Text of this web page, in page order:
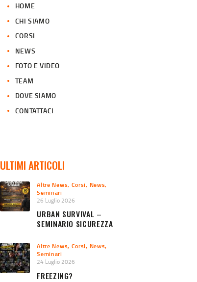
HOME
CHI SIAMO
CORSI
NEWS
FOTO E VIDEO
TEAM
DOVE SIAMO
CONTATTACI
ULTIMI ARTICOLI
Altre News, Corsi, News,
Seminari
26 Luglio 2026
URBAN SURVIVAL –
SEMINARIO SICUREZZA
Altre News, Corsi, News,
Seminari
24 Luglio 2026
FREEZING?